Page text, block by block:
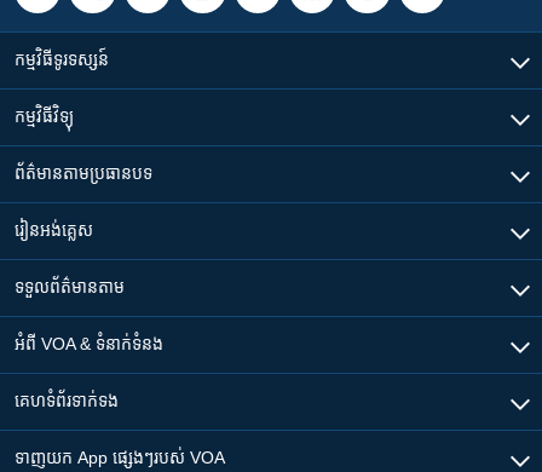
កម្មវិធី​ទូរទស្សន៍
កម្មវិធី​វិទ្យុ
ព័ត៌មាន​តាមប្រធានបទ​
រៀន​​អង់គ្លេស
ទទួល​ព័ត៌មាន​តាម
អំពី​ VOA & ទំនាក់ទំនង
គេហទំព័រ​​ទាក់ទង
ទាញយក​ App ផ្សេងៗ​របស់​ VOA